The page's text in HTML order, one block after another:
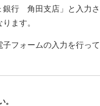
銀行 角田支店」と入力
ます。
フォームの入力を行って
。